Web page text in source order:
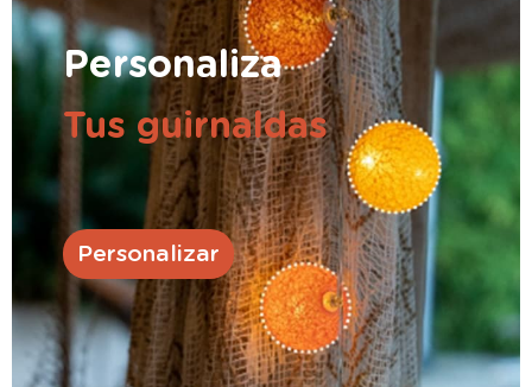
Personaliza
Tus guirnaldas
Personalizar